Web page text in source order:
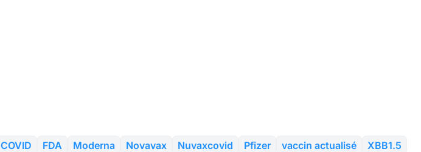
COVID FDA Moderna Novavax Nuvaxcovid Pfizer vaccin actualisé XBB1.5